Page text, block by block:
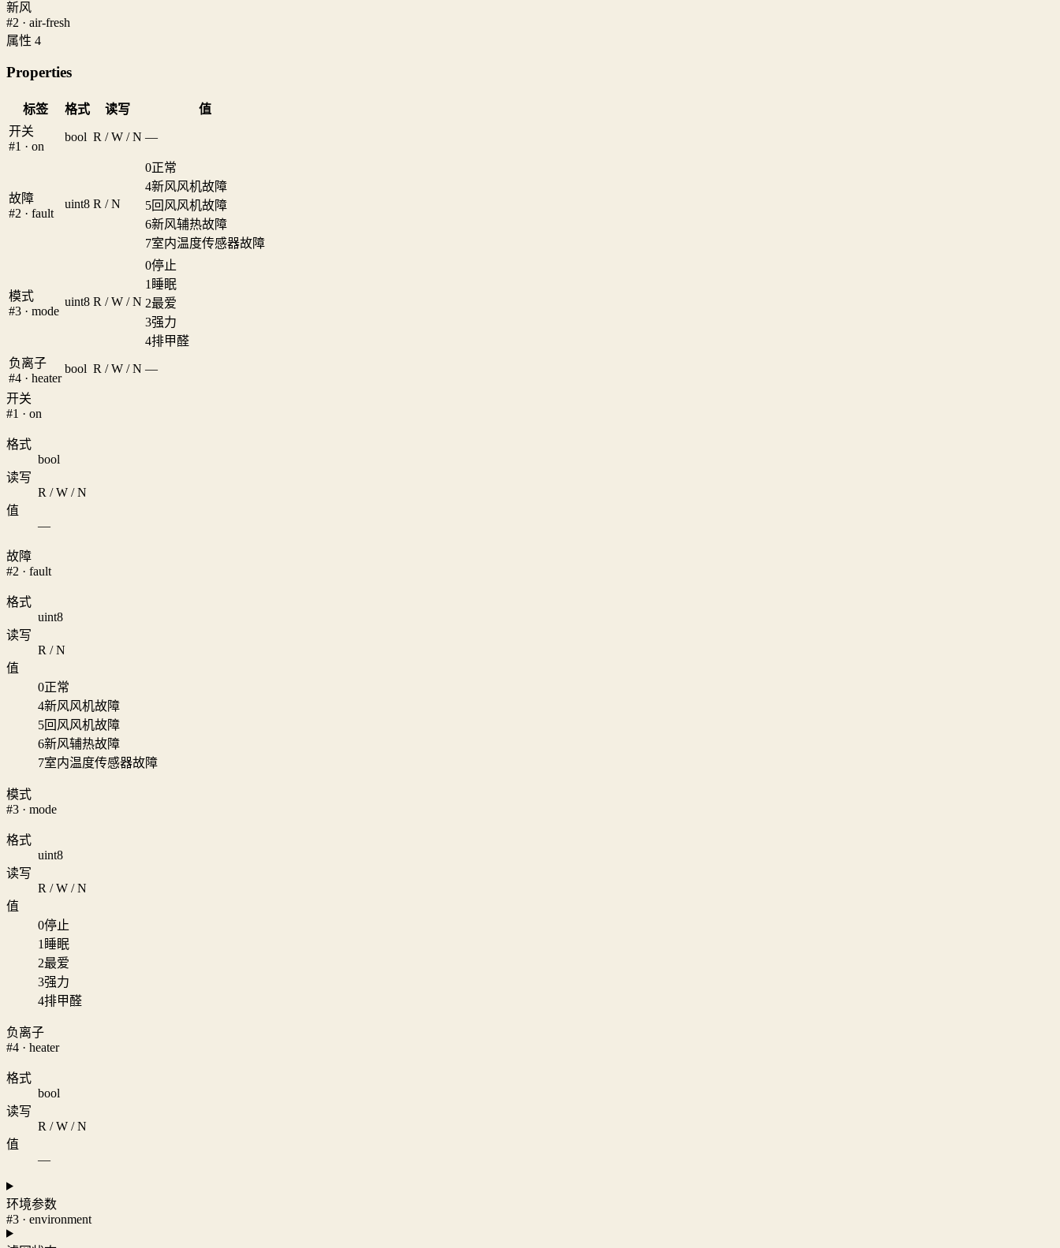
新风
#2 · air-fresh
属性 4
Properties
标签 格式 读写
值
开关
#1 · on
bool R / W / N —
故障
#2 · fault
uint8 R / N
0正常
4新风风机故障
5回风风机故障
6新风辅热故障
7室内温度传感器故障
模式
#3 · mode
uint8 R / W / N
0停止
1 睡眠
2最爱
3强力
4排甲醛
负离子
#4 · heater
bool R / W / N —
开关
#1 · on
格式
bool
读写
R / W / N
值
—
故障
#2 · fault
格式
uint8
读写
R / N
值
0正常
4新风风机故障
5回风风机故障
6新风辅热故障
7室内温度传感器故障
模式
#3 · mode
格式
uint8
读写
R / W / N
值
0停止
1 睡眠
2最爱
3强力
4排甲醛
负离子
#4 · heater
格式
bool
读写
R / W / N
值
—
环境参数
#3 · environment